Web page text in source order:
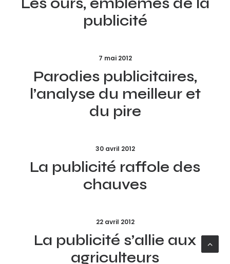
publicité
7 mai 2012
Parodies publicitaires,
l’analyse du meilleur et
du pire
30 avril 2012
La publicité raffole des
chauves
22 avril 2012
La publicité s’allie aux
agriculteurs